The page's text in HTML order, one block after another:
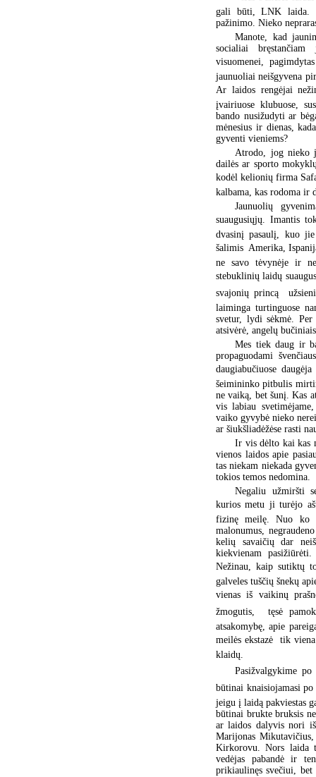
gali būti, LNK laida.
pažinimo. Nieko
Manote, kad
socialiai bręstančiam
visuomenei,
jaunuoliai neišgyvena
Ar laidos rengėjai
įvairiuose klubuose,
bando nusižudyti ar
mėnesius ir dienas,
gyventi vieniems?
Atrodo, jog nieko
dailės ar sporto
kodėl kelionių firma
kalbama, kas rodoma ir
Jaunuolių
suaugusiųjų. Imantis
dvasinį pasaulį, kuo
šalimis  Amerika,
ne savo tėvynėje ir
stebuklinių laidų
svajonių princą 
laiminga turtinguose
svetur, lydi sėkmė.
atsivėrė, angelų
Mes tiek daug ir
propaguodami
daugiabučiuose
šeimininko pitbulis
ne vaiką, bet šunį. Kas
vis labiau
vaiko gyvybė nieko
ar šiukšliadėžėse rasti
Ir vis dėlto kai kas
vienos laidos apie
tas niekam niekada
tokios temos nedomina.
Negaliu užmiršti
kurios metu ji turėjo
fizinę meilę. Nuo ko
malonumus,
kelių savaičių dar
kiekvienam
Nežinau, kaip sutiktų
galveles tuščių šnekų
vienas iš vaikinų
žmogutis,  tęsė
atsakomybę, apie
meilės ekstazė  tik
klaidų.
Pasižvalgykime
būtinai knaisiojamasi po
jeigu į laidą pakviestas
būtinai brukte bruksis
ar laidos dalyvis nori
Marijonas
Kirkorovu. Nors laida
vedėjas pabandė ir
prikiaulinęs svečiui,